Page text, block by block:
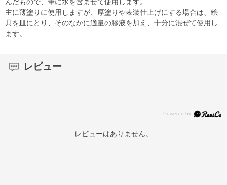
主に薄塗りに使用しますが、厚塗りや表装仕上げにする場合は、絵
具を皿にとり、そのなかに適量の膠液を加え、十分に混ぜて使用し
ます。
レビュー
レビューはありません。